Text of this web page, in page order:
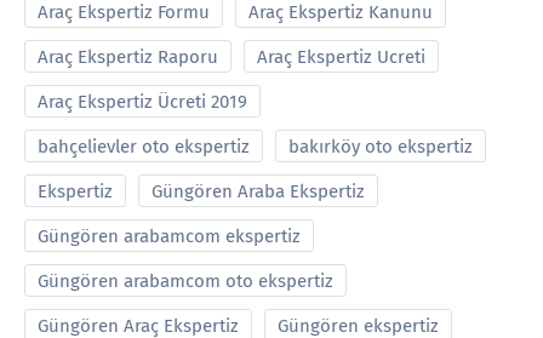
Araç Ekspertiz Formu Araç Ekspertiz Kanunu
Araç Ekspertiz Raporu Araç Ekspertiz Ucreti
Araç Ekspertiz Ücreti 2019
bahçelievler oto ekspertiz bakırköy oto ekspertiz
Ekspertiz Güngören Araba Ekspertiz
Güngören arabamcom ekspertiz
Güngören arabamcom oto ekspertiz
Güngören Araç Ekspertiz Güngören ekspertiz